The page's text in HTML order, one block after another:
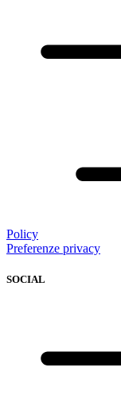
Policy
Preferenze privacy
SOCIAL